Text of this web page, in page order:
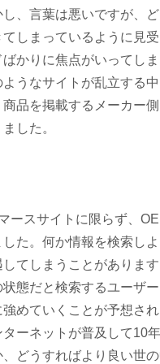
し、言葉は悪いですが、
てしまっているように見
ばかりに焦点がいってし
ようなサイトが乱立する
商品を掲載するメーカー
した。
ースサイトに限らず、
した。何か情報を検索し
てしまうことがあります
状態だと検索するユーザ
強めていくことが予想され
ターネットが普及して10
、どうすればより良い世